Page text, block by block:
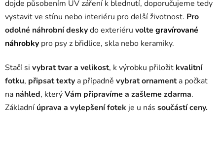
dojde působením UV záření k blednutí, doporučujeme tedy
vystavit ve stínu nebo interiéru pro delší životnost. Pro
odolné náhrobní deskydo exteriéru volte gravírované
náhrobky pro psy z břidlice, skla nebo keramiky.
Stačí si vybrat tvar a velikost, k výrobku přiložit kvalitní
fotku, připsat texty a případně vybrat ornamenta počkat
na náhled, kterýVám připravíme a zašleme zdarma.
Základní úprava a vylepšení fotek je u nás součástí ceny.